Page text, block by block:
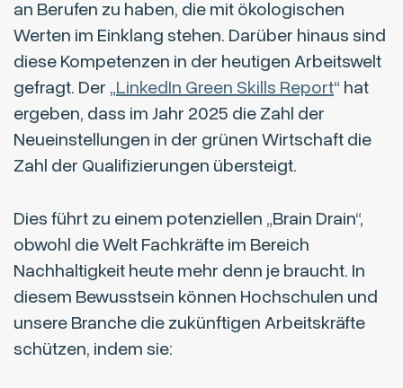
an Berufen zu haben, die mit ökologischen
Werten im Einklang stehen. Darüber hinaus sind
diese Kompetenzen in der heutigen Arbeitswelt
gefragt. Der „LinkedIn Green Skills Report“ hat
ergeben, dass im Jahr 2025 die Zahl der
Neueinstellungen in der grünen Wirtschaft die
Zahl der Qualifizierungen übersteigt.
Dies führt zu einem potenziellen „Brain Drain“,
obwohl die Welt Fachkräfte im Bereich
Nachhaltigkeit heute mehr denn je braucht. In
diesem Bewusstsein können Hochschulen und
unsere Branche die zukünftigen Arbeitskräfte
schützen, indem sie: